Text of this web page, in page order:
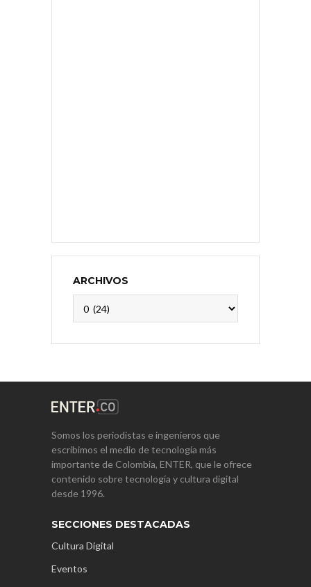
ARCHIVOS
Somos los periodistas e ingenieros que
escribimos el medio de tecnología más
importante de Colombia, ENTER, que le ofrece
contenido sobre tecnología y cultura digital
desde 1996.
SECCIONES DESTACADAS
Cultura Digital
Eventos